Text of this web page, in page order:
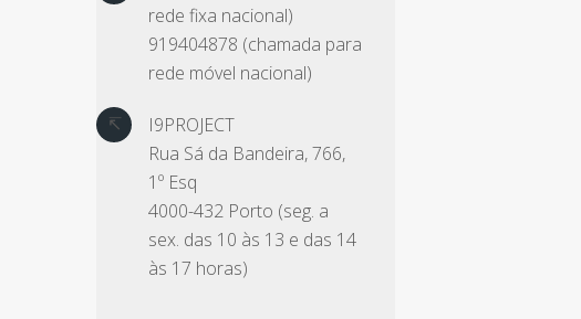
rede fixa nacional)
919404878 (chamada para
rede móvel nacional)
I9PROJECT
Rua Sá da Bandeira, 766,
1º Esq
4000-432 Porto (seg. a
sex. das 10 às 13 e das 14
às 17 horas)